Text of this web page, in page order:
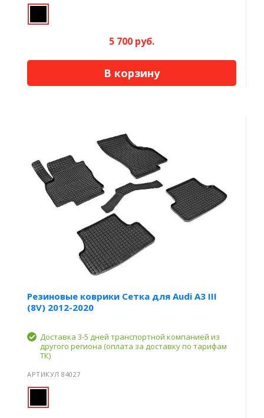
5 700 руб.
В корзину
Резиновые коврики Сетка для Audi A3 III
(8V) 2012-2020
Доставка 3-5 дней транспортной компанией из
другого региона (оплата за доставку по тарифам
ТК)
АРТИКУЛ 84027